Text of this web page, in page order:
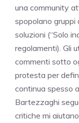
una community
spopolano gruppi
soluzioni (“Solo
regolamenti). Gli
commenti sotto
protesta per
continua spesso
Bartezzaghi
critiche mi